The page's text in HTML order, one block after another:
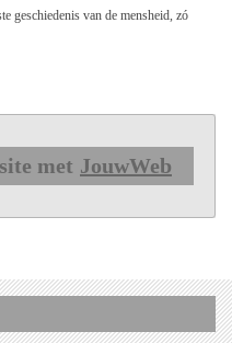
geschiedenis van de mensheid, zó
met JouwWeb